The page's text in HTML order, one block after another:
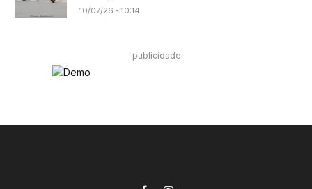
10/07/26 - 10:14
publicidade